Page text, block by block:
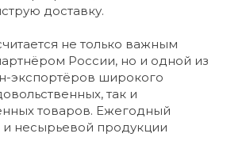
доставку.
не только важным
России, но и одной из
экспортёров широкого
так и
товаров. Ежегодный
несырьевой продукции